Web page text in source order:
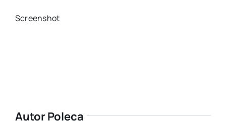
Screenshot
Autor Poleca